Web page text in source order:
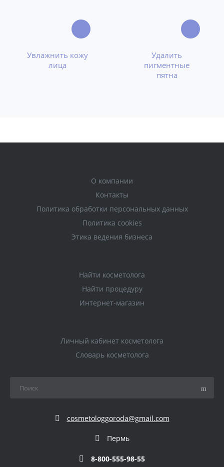
Увлажнить кожу
лица
Удалить
пигментные
пятна
О компании
Контакты
Политика обработки персональных данных
Политика cookies
Этика ведения бизнеса
Найти косметолога
Найти процедуру
Интернет-магазин
Личный кабинет косметолога
Словарь косметолога
cosmetologgoroda@gmail.com
Пермь
8-800-555-98-55